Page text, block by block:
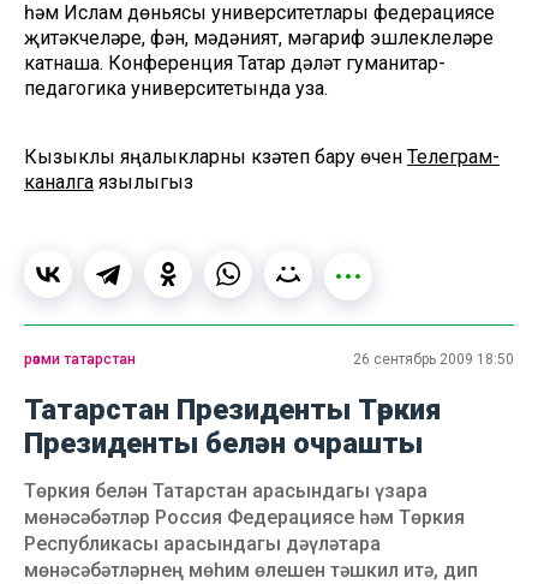
һәм Ислам дөньясы университетлары федерациясе
җитәкчеләре, фән, мәдәният, мәгариф эшлеклеләре
катнаша. Конференция Татар дәүләт гуманитар-
педагогика университетында уза.
Кызыклы яңалыкларны күзәтеп бару өчен Телеграм-
каналга язылыгыз
рәсми татарстан 26 сентябрь 2009 18:50
Татарстан Президенты Төркия
Президенты белән очрашты
Төркия белән Татарстан арасындагы үзара
мөнәсәбәтләр Россия Федерациясе һәм Төркия
Республикасы арасындагы дәүләтара
мөнәсәбәтләрнең мөһим өлешен тәшкил итә, дип